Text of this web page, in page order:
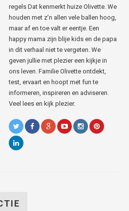
regels Dat kenmerkt huize Olivette. We
houden met z’n allen vele ballen hoog,
maar af en toe valt er eentje. Een
happy mama zijn blije kids en de papa
in dit verhaal niet te vergeten. We
geven jullie met plezier een kijkje in
ons leven. Familie Olivette ontdekt,
test, ervaart en hoopt met fun te
informeren, inspireren en adviseren.
Veel lees en kijk plezier.